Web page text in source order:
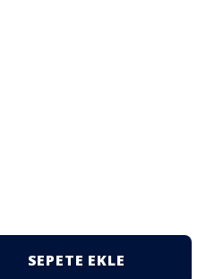
SEPETE EKLE